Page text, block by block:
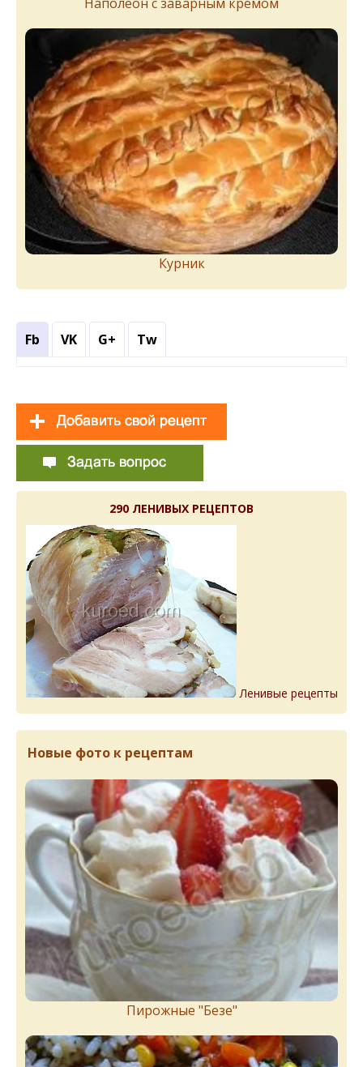
Курник
Fb VK G+ Tw
290 ЛЕНИВЫХ РЕЦЕПТОВ
Ленивые рецепты
Новые фото к рецептам
Пирожныe "Бeзe"